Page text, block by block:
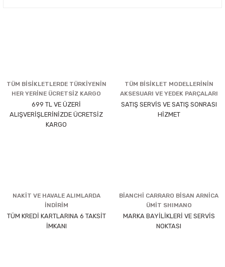
TÜM BİSİKLETLERDE TÜRKİYENİN
HER YERİNE ÜCRETSİZ KARGO
699 TL VE ÜZERİ
ALIŞVERİŞLERİNİZDE ÜCRETSİZ
KARGO
TÜM BİSİKLET MODELLERİNİN
AKSESUARI VE YEDEK PARÇALARI
SATIŞ SERVİS VE SATIŞ SONRASI
HİZMET
NAKİT VE HAVALE ALIMLARDA
İNDİRİM
TÜM KREDİ KARTLARINA 6 TAKSİT
İMKANI
BİANCHİ CARRARO BİSAN ARNİCA
ÜMİT SHIMANO
MARKA BAYİLİKLERİ VE SERVİS
NOKTASI